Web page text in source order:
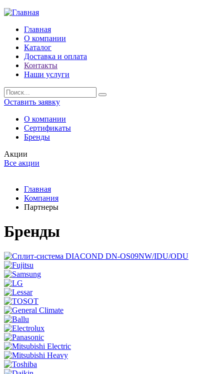
Главная
О компании
Каталог
Доставка и оплата
Контакты
Наши услуги
Оставить заявку
О компании
Сертификаты
Бренды
Акции
Все акции
Главная
Компания
Партнеры
Бренды